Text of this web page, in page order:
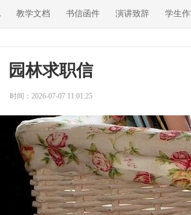
教学文档 书信函件 演讲致辞 学生
园林求职信
时间：2026-07-07 11:01:25